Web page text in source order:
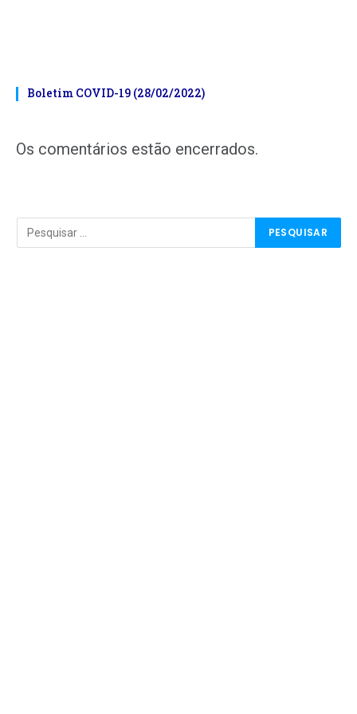
Boletim COVID-19 (28/02/2022)
Os comentários estão encerrados.